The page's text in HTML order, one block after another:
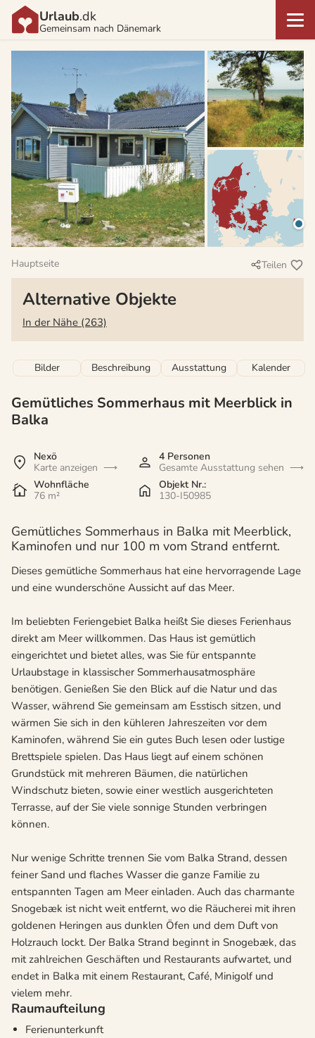
Urlaub.dk
Gemeinsam nach Dänemark
Hauptseite Teilen
Alternative Objekte
In der Nähe (263)
Bilder Beschreibung Ausstattung Kalender
Gemütliches Sommerhaus mit Meerblick in
Balka
Nexö
Karte anzeigen
4 Personen
Gesamte Ausstattung sehen
Wohnfläche
76 m²
Objekt Nr.:
130-I50985
Gemütliches Sommerhaus in Balka mit Meerblick,
Kaminofen und nur 100 m vom Strand entfernt.
Dieses gemütliche Sommerhaus hat eine hervorragende Lage
und eine wunderschöne Aussicht auf das Meer.
Im beliebten Feriengebiet Balka heißt Sie dieses Ferienhaus
direkt am Meer willkommen. Das Haus ist gemütlich
eingerichtet und bietet alles, was Sie für entspannte
Urlaubstage in klassischer Sommerhausatmosphäre
benötigen. Genießen Sie den Blick auf die Natur und das
Wasser, während Sie gemeinsam am Esstisch sitzen, und
wärmen Sie sich in den kühleren Jahreszeiten vor dem
Kaminofen, während Sie ein gutes Buch lesen oder lustige
Brettspiele spielen. Das Haus liegt auf einem schönen
Grundstück mit mehreren Bäumen, die natürlichen
Windschutz bieten, sowie einer westlich ausgerichteten
Terrasse, auf der Sie viele sonnige Stunden verbringen
können.
Nur wenige Schritte trennen Sie vom Balka Strand, dessen
feiner Sand und flaches Wasser die ganze Familie zu
entspannten Tagen am Meer einladen. Auch das charmante
Snogebæk ist nicht weit entfernt, wo die Räucherei mit ihren
goldenen Heringen aus dunklen Öfen und dem Duft von
Holzrauch lockt. Der Balka Strand beginnt in Snogebæk, das
mit zahlreichen Geschäften und Restaurants aufwartet, und
endet in Balka mit einem Restaurant, Café, Minigolf und
vielem mehr.
Raumaufteilung
Ferienunterkunft